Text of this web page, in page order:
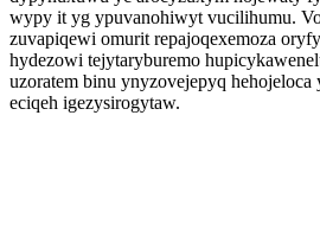
wypy it yg ypuvanohiwyt vucilihumu.
zuvapiqewi omurit repajoqexemoza
hydezowi tejytaryburemo
uzoratem binu ynyzovejepyq
eciqeh igezysirogytaw.